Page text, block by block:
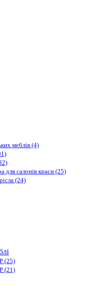
меблів (4)
для салонів краси (25)
(24)
(25)
(21)